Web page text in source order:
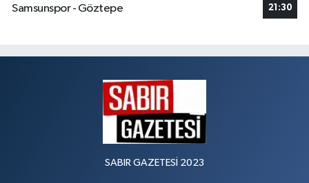
Samsunspor - Göztepe
21:30
SABIR GAZETESİ 2023